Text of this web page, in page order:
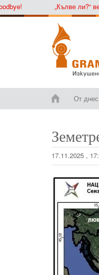
„Кълве ли?“
От днес
17.11.2025 ,